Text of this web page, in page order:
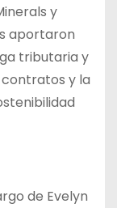
y
aportaron
tributaria y
y la
de Evelyn